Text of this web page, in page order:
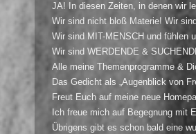
JA! In diesen Zeiten, in denen wir
Wir sind nicht bloß Materie! Wir
Wir sind MIT-MENSCH und fühlen
Wir sind WERDENDE &
Alle meine Themenprogramme &
Das Gedicht als „Augenblick von
Freut Euch auf meine neue
Ich freue mich auf Begegnung mit
Übrigens gibt es schon bald eine